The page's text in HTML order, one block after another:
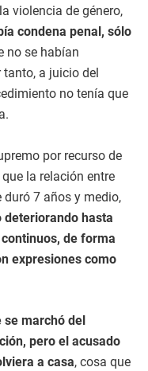
violencia de género,
condena penal, sólo
no se habían
a juicio del
no tenía que
por recurso de
la relación entre
7 años y medio,
deteriorando hasta
de forma
expresiones como
marchó del
pero el acusado
a casa, cosa que